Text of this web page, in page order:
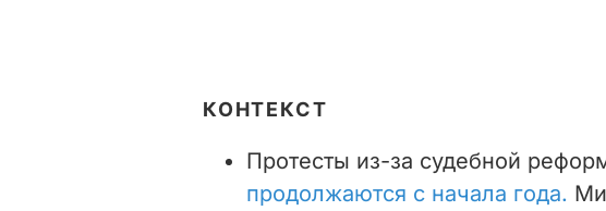
КОНТЕКСТ
Протесты из-за судебной
продолжаются с начала года.